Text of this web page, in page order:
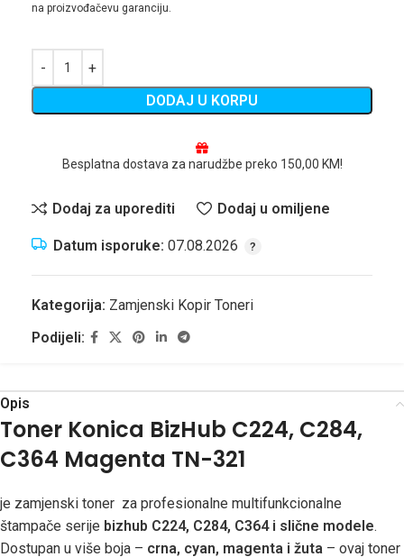
na proizvođačevu garanciju.
DODAJ U KORPU
Besplatna dostava za narudžbe preko 150,00 KM!
Dodaj za uporediti Dodaj u omiljene
Datum isporuke: 07.08.2026
Kategorija: Zamjenski Kopir Toneri
Podijeli:
Opis
Toner Konica BizHub C224, C284,
C364 Magenta TN-321
je zamjenski toner za profesionalne multifunkcionalne
štampače serije bizhub C224, C284, C364 i slične modele.
Dostupan u više boja – crna, cyan, magenta i žuta – ovaj toner